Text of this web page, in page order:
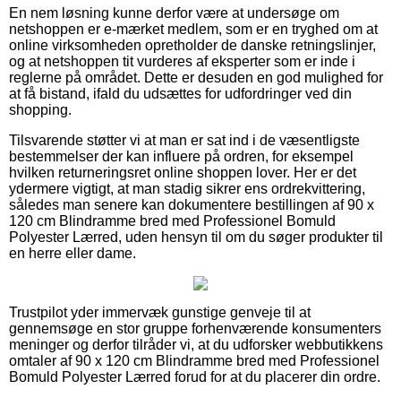
En nem løsning kunne derfor være at undersøge om
netshoppen er e-mærket medlem, som er en tryghed om at
online virksomheden opretholder de danske retningslinjer,
og at netshoppen tit vurderes af eksperter som er inde i
reglerne på området. Dette er desuden en god mulighed for
at få bistand, ifald du udsættes for udfordringer ved din
shopping.
Tilsvarende støtter vi at man er sat ind i de væsentligste
bestemmelser der kan influere på ordren, for eksempel
hvilken returneringsret online shoppen lover. Her er det
ydermere vigtigt, at man stadig sikrer ens ordrekvittering,
således man senere kan dokumentere bestillingen af 90 x
120 cm Blindramme bred med Professionel Bomuld
Polyester Lærred, uden hensyn til om du søger produkter til
en herre eller dame.
Trustpilot yder immervæk gunstige genveje til at
gennemsøge en stor gruppe forhenværende konsumenters
meninger og derfor tilråder vi, at du udforsker webbutikkens
omtaler af 90 x 120 cm Blindramme bred med Professionel
Bomuld Polyester Lærred forud for at du placerer din ordre.